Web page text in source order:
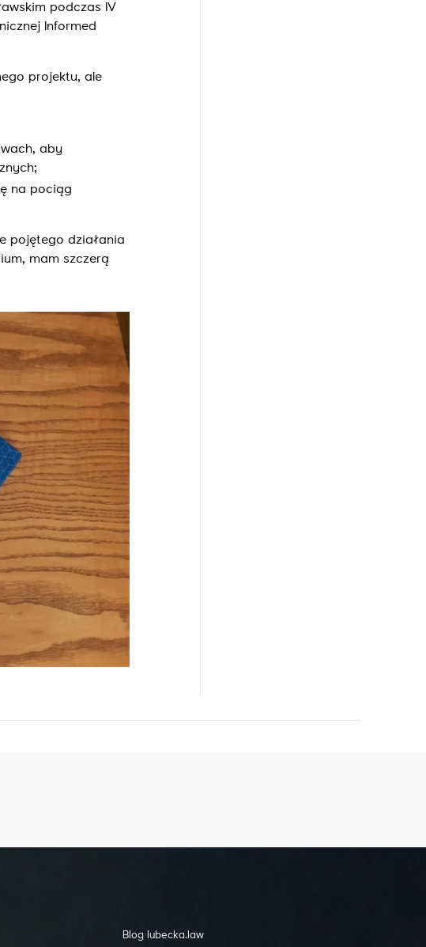
podczas IV
Informed
projektu, ale
aby
na pociąg
pojętego działania
mam szczerą
Blog lubecka.law